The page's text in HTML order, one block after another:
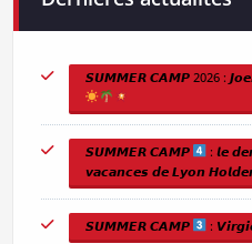
𝙎𝙐𝙈𝙈𝙀𝙍 𝘾𝘼𝙈𝙋 2026 :
𝙎𝙐𝙈𝙈𝙀𝙍 𝘾𝘼𝙈𝙋
: 𝙡𝙚
𝙫𝙖𝙘𝙖𝙣𝙘𝙚𝙨 𝙙𝙚 𝙇𝙮𝙤𝙣
𝙎𝙐𝙈𝙈𝙀𝙍 𝘾𝘼𝙈𝙋 :